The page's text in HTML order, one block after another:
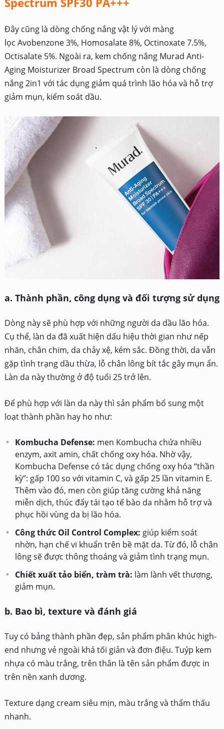
Đây cũng là dòng chống nắng vật lý với màng
lọc Avobenzone 3%, Homosalate 8%, Octinoxate 7.5%,
Octisalate 5%. Ngoài ra, kem chống nắng Murad Anti-
Aging Moisturizer Broad Spectrum còn là dòng chống
nắng 2in1 với tác dụng giảm quá trình lão hóa và hỗ trợ
giảm mụn, kiểm soát dầu.
a. Thành phần, công dụng và đối tượng sử dụng
Dòng này sẽ phù hợp với những người da dầu lão hóa.
Cụ thể, làn da đã xuất hiện dấu hiệu thời gian như nếp
nhăn, chân chim, da chảy xệ, kém sắc. Đồng thời, da vẫn
gặp tình trạng dầu thừa, lỗ chân lông bít tắc gây mụn ẩn.
Làn da này thường ở độ tuổi 25 trở lên.
Để phù hợp với làn da này thì sản phẩm bổ sung một
loạt thành phần hay ho như:
Kombucha Defense: men Kombucha chứa nhiều
enzym, axit amin, chất chống oxy hóa. Nhờ vậy,
Kombucha Defense có tác dụng chống oxy hóa “thần
kỳ”: gấp 100 so với vitamin C, và gấp 25 lần vitamin E.
Thêm vào đó, men còn giúp tăng cường khả năng
miễn dịch, thúc đẩy tái tạo tế bào da nhằm hỗ trợ và
phục hồi vùng da bị lão hóa.
Công thức Oil Control Complex: giúp kiểm soát
nhờn, hạn chế vi khuẩn trên bề mặt da. Từ đó, lỗ chân
lông sẽ được thông thoáng và giảm tình trạng mụn.
Chiết xuất tảo biển, tràm trà: làm lành vết thương,
giảm mụn.
b. Bao bì, texture và đánh giá
Tuy có bảng thành phần đẹp, sản phẩm phân khúc high-
end nhưng vẻ ngoài khá tối giản và đơn điệu. Tuýp kem
nhựa có màu trắng, trên thân là tên sản phẩm được in
trên nền xanh dương.
Texture dạng cream siêu mịn, màu trắng và thẩm thấu
nhanh.